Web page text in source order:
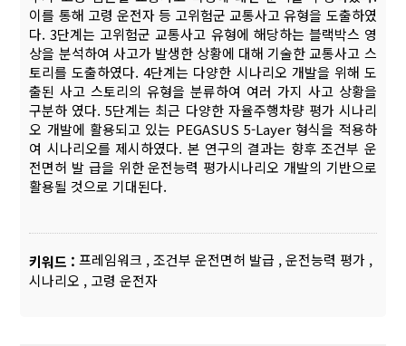
이를 통해 고령 운전자 등 고위험군 교통사고 유형을 도출하였
다. 3단계는 고위험군 교통사고 유형에 해당하는 블랙박스 영
상을 분석하여 사고가 발생한 상황에 대해 기술한 교통사고 스
토리를 도출하였다. 4단계는 다양한 시나리오 개발을 위해 도
출된 사고 스토리의 유형을 분류하여 여러 가지 사고 상황을
구분하 였다. 5단계는 최근 다양한 자율주행차량 평가 시나리
오 개발에 활용되고 있는 PEGASUS 5-Layer 형식을 적용하
여 시나리오를 제시하였다. 본 연구의 결과는 향후 조건부 운
전면허 발 급을 위한 운전능력 평가시나리오 개발의 기반으로
활용될 것으로 기대된다.
키워드 :프레임워크 ,조건부 운전면허 발급 ,운전능력 평가 ,
시나리오 , 고령 운전자